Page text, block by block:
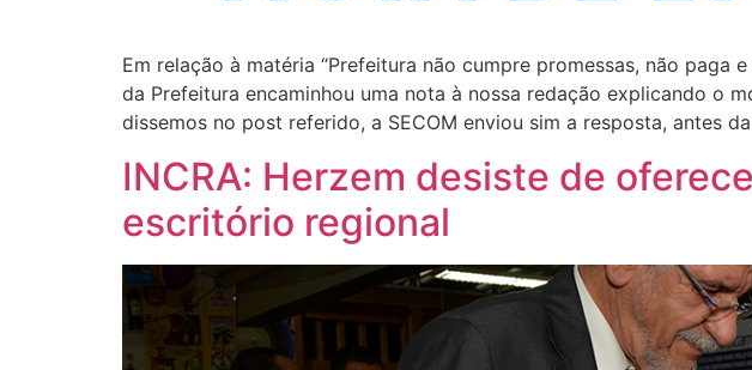
Em relação à matéria “Prefeitura não cumpre promessas, não paga
da Prefeitura encaminhou uma nota à nossa redação explicando o
dissemos no post referido, a SECOM enviou sim a resposta, antes
INCRA: Herzem desiste de
escritório regional